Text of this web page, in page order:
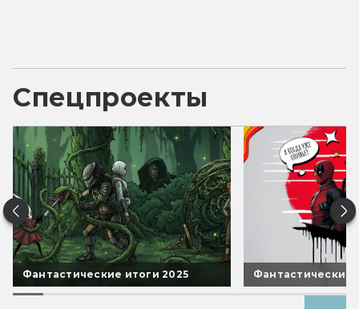
Спецпроекты
Фантастические итоги 2025 Фантастические